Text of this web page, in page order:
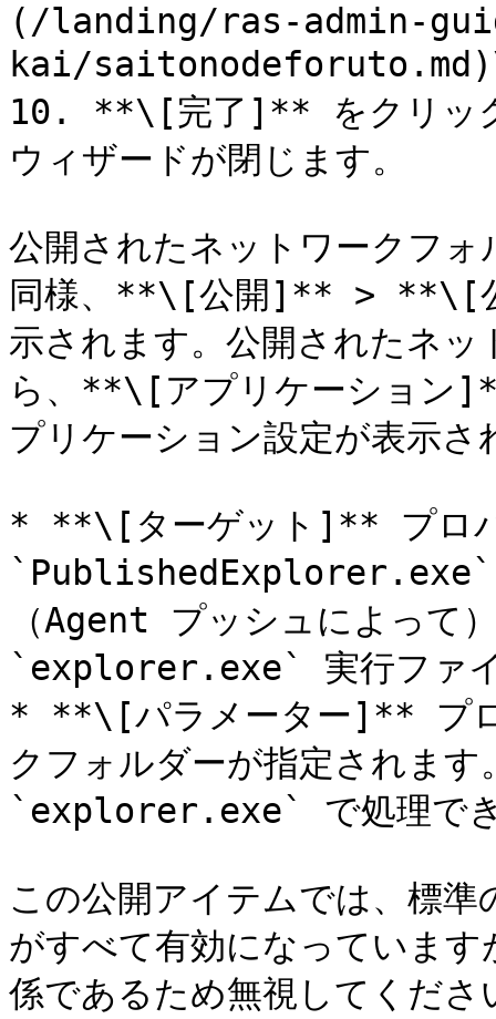
(/landing/ras-admin-
kai/
10. **\[完了]** をクリック
ウィザードが閉じます。
公開されたネットワークフ
同様、**\[公開]** > **\[公
示されます。公開されたネ
ら、**\[アプリケーション
プリケーション設定が表示さ
* **\[ターゲット]** プロパ
`PublishedExplorer.exe`
（Agent プッシュによって
`explorer.exe` 実行ファイ
* **\[パラメーター]** プロ
クフォルダーが指定されま
`explorer.exe` で処理でき
この公開アイテムでは、標
がすべて有効になっていま
係であるため無視してくださ